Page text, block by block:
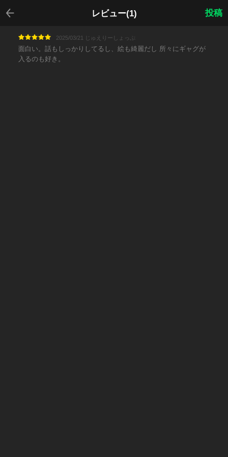
レビュー(1)
戻る
投稿
2025/03/21 じゅえりーしょっぷ
面白い。話もしっかりしてるし、絵も綺麗だし 所々にギャグが
入るのも好き。